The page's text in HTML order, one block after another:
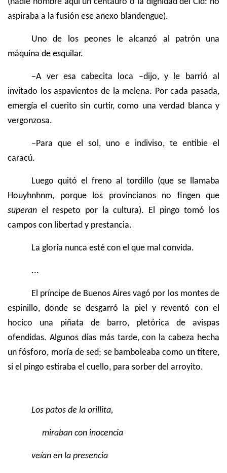
aspiraba a la fusión ese anexo blandengue).
Uno de los peones le alcanzó al patrón una
máquina de esquilar.
–A ver esa cabecita loca –dijo, y le barrió al
invitado los aspavientos de la melena. Por cada pasada,
emergía el cuerito sin curtir, como una verdad blanca y
vergonzosa.
–Para que el sol, uno e indiviso, te entibie el
caracú.
Luego quitó el freno al tordillo (que se llamaba
Houyhnhnm, porque los provincianos no fingen que
superan el respeto por la cultura). El pingo tomó los
campos con libertad y prestancia.
La gloria nunca esté con el que mal convida.
...
El príncipe de Buenos Aires vagó por los montes de
espinillo, donde se desgarró la piel y reventó con el
hocico una piñata de barro, pletórica de avispas
ofendidas. Algunos días más tarde, con la cabeza hecha
un fósforo, moría de sed; se bamboleaba como un títere,
si el pingo estiraba el cuello, para sorber del arroyito.
Los patos de la orillita,
miraban con inocencia
veían en la presencia